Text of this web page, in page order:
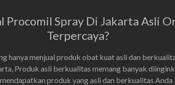
Procomil Spray Di Jakarta Asli
Terpercaya?
hanya menjual produk obat kuat asli dan
Produk asli berkualitas memang banyak
produk yang asli dan berkualitas Anda